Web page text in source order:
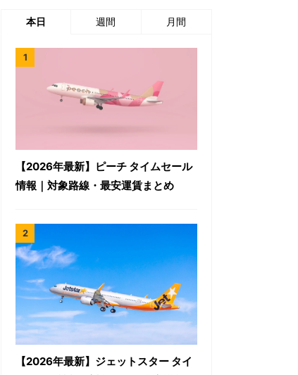
本日 週間 月間
【2026年最新】ピーチ タイムセール
情報｜対象路線・最安運賃まとめ
【2026年最新】ジェットスター タイ